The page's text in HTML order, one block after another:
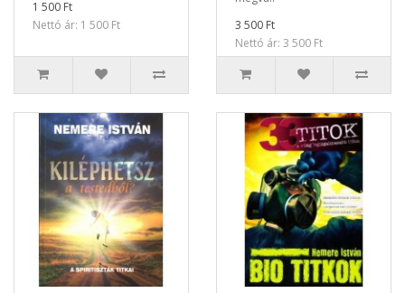
1 500 Ft
Nettó ár: 1 500 Ft
3 500 Ft
Nettó ár: 3 500 Ft